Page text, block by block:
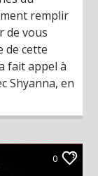
remplir
de vous
de cette
fait appel à
Shyanna, en
0